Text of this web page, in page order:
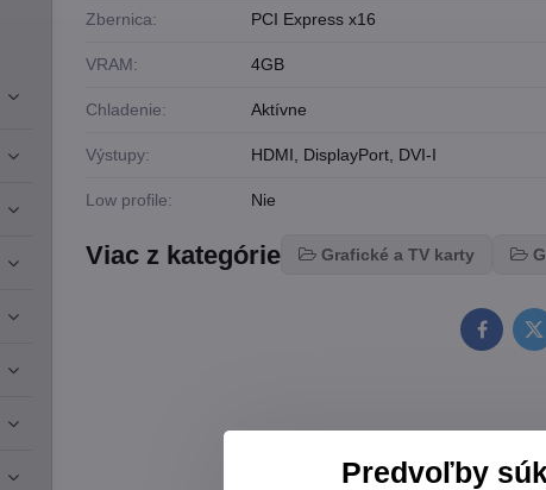
Zbernica: PCI Express x16
VRAM: 4GB
Chladenie: Aktívne
Výstupy: HDMI, DisplayPort, DVI-I
Low profile: Nie
Viac z kategórie Grafické a TV karty
Predvoľby